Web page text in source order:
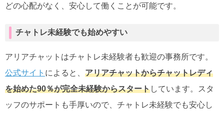
どの心配がなく、安心して働くことが可能です。
チャトレ未経験でも始めやすい
アリアチャットはチャトレ未経験者も歓迎の事務所です。
公式サイト によると、 アリアチャットからチャットレディ
を始めた90％が完全未経験からスタートしています。スタ
ッフのサポートも手厚いので、チャトレ未経験でも安心し